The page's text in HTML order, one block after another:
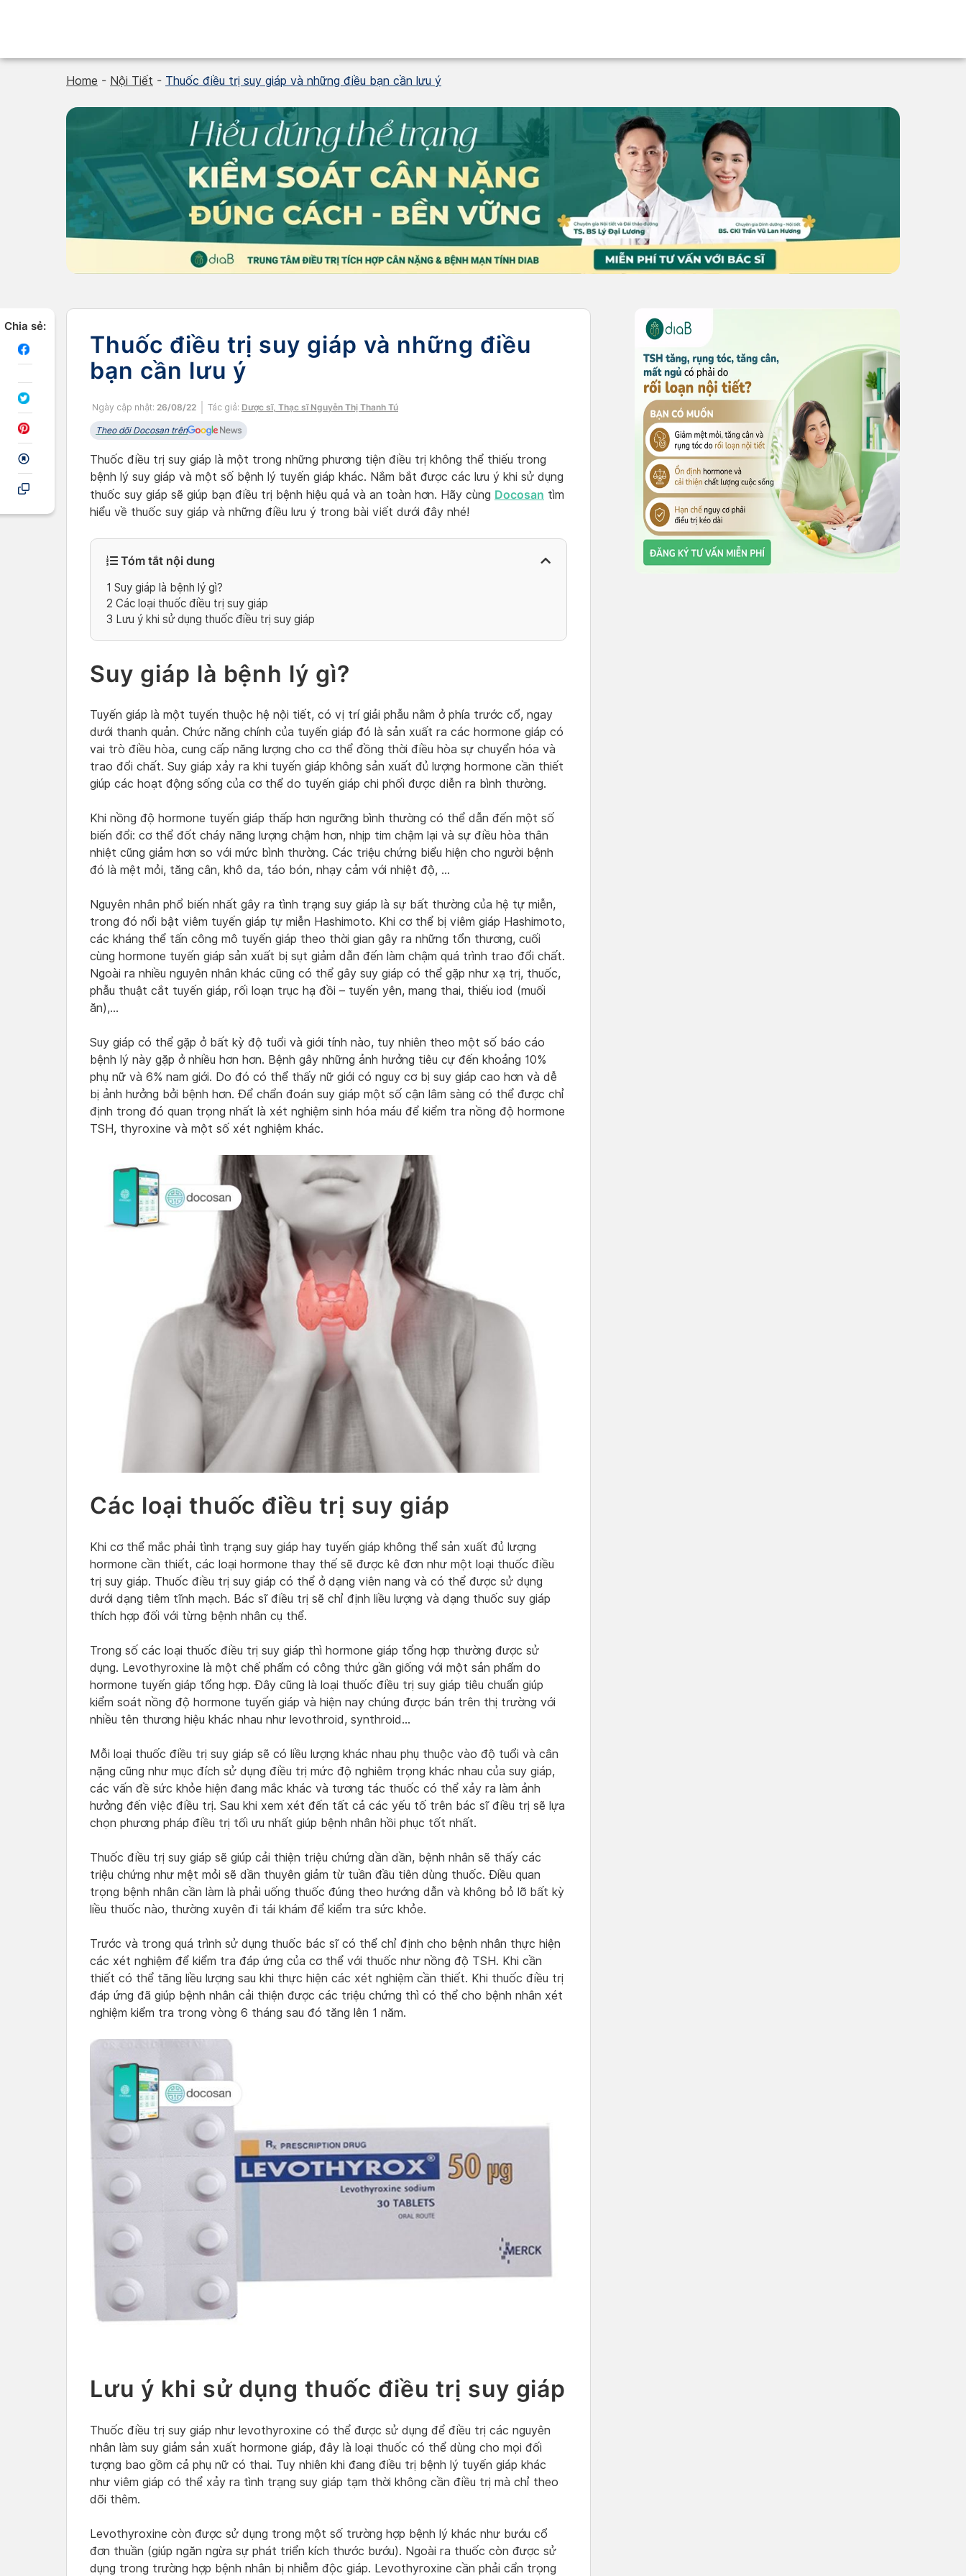
Home - Nội Tiết - Thuốc điều trị suy giáp và những điều bạn cần lưu ý
Chia sẻ:
Thuốc điều trị suy giáp và những điều
bạn cần lưu ý
Ngày cập nhật: 26/08/22 Tác giả: Dược sĩ, Thạc sĩ Nguyễn Thị Thanh Tú
Theo dõi Docosan trên
Thuốc điều trị suy giáp là một trong những phương tiện điều trị không thể thiếu trong
bệnh lý suy giáp và một số bệnh lý tuyến giáp khác. Nắm bắt được các lưu ý khi sử dụng
thuốc suy giáp sẽ giúp bạn điều trị bệnh hiệu quả và an toàn hơn. Hãy cùng Docosan tìm
hiểu về thuốc suy giáp và những điều lưu ý trong bài viết dưới đây nhé!
Tóm tắt nội dung
1 Suy giáp là bệnh lý gì?
2 Các loại thuốc điều trị suy giáp
3 Lưu ý khi sử dụng thuốc điều trị suy giáp
Suy giáp là bệnh lý gì?
Tuyến giáp là một tuyến thuộc hệ nội tiết, có vị trí giải phẫu nằm ở phía trước cổ, ngay
dưới thanh quản. Chức năng chính của tuyến giáp đó là sản xuất ra các hormone giáp có
vai trò điều hòa, cung cấp năng lượng cho cơ thể đồng thời điều hòa sự chuyển hóa và
trao đổi chất. Suy giáp xảy ra khi tuyến giáp không sản xuất đủ lượng hormone cần thiết
giúp các hoạt động sống của cơ thể do tuyến giáp chi phối được diễn ra bình thường.
Khi nồng độ hormone tuyến giáp thấp hơn ngưỡng bình thường có thể dẫn đến một số
biến đổi: cơ thể đốt cháy năng lượng chậm hơn, nhịp tim chậm lại và sự điều hòa thân
nhiệt cũng giảm hơn so với mức bình thường. Các triệu chứng biểu hiện cho người bệnh
đó là mệt mỏi, tăng cân, khô da, táo bón, nhạy cảm với nhiệt độ, …
Nguyên nhân phổ biến nhất gây ra tình trạng suy giáp là sự bất thường của hệ tự miễn,
trong đó nổi bật viêm tuyến giáp tự miễn Hashimoto. Khi cơ thể bị viêm giáp Hashimoto,
các kháng thể tấn công mô tuyến giáp theo thời gian gây ra những tổn thương, cuối
cùng hormone tuyến giáp sản xuất bị sụt giảm dẫn đến làm chậm quá trình trao đổi chất.
Ngoài ra nhiều nguyên nhân khác cũng có thể gây suy giáp có thể gặp như xạ trị, thuốc,
phẫu thuật cắt tuyến giáp, rối loạn trục hạ đồi – tuyến yên, mang thai, thiếu iod (muối
ăn),…
Suy giáp có thể gặp ở bất kỳ độ tuổi và giới tính nào, tuy nhiên theo một số báo cáo
bệnh lý này gặp ở nhiều hơn hơn. Bệnh gây những ảnh hưởng tiêu cự đến khoảng 10%
phụ nữ và 6% nam giới. Do đó có thể thấy nữ giới có nguy cơ bị suy giáp cao hơn và dễ
bị ảnh hưởng bởi bệnh hơn. Để chẩn đoán suy giáp một số cận lâm sàng có thể được chỉ
định trong đó quan trọng nhất là xét nghiệm sinh hóa máu để kiểm tra nồng độ hormone
TSH, thyroxine và một số xét nghiệm khác.
Các loại thuốc điều trị suy giáp
Khi cơ thể mắc phải tình trạng suy giáp hay tuyến giáp không thể sản xuất đủ lượng
hormone cần thiết, các loại hormone thay thế sẽ được kê đơn như một loại thuốc điều
trị suy giáp. Thuốc điều trị suy giáp có thể ở dạng viên nang và có thể được sử dụng
dưới dạng tiêm tĩnh mạch. Bác sĩ điều trị sẽ chỉ định liều lượng và dạng thuốc suy giáp
thích hợp đối với từng bệnh nhân cụ thể.
Trong số các loại thuốc điều trị suy giáp thì hormone giáp tổng hợp thường được sử
dụng. Levothyroxine là một chế phẩm có công thức gần giống với một sản phẩm do
hormone tuyến giáp tổng hợp. Đây cũng là loại thuốc điều trị suy giáp tiêu chuẩn giúp
kiểm soát nồng độ hormone tuyến giáp và hiện nay chúng được bán trên thị trường với
nhiều tên thương hiệu khác nhau như levothroid, synthroid…
Mỗi loại thuốc điều trị suy giáp sẽ có liều lượng khác nhau phụ thuộc vào độ tuổi và cân
nặng cũng như mục đích sử dụng điều trị mức độ nghiêm trọng khác nhau của suy giáp,
các vấn đề sức khỏe hiện đang mắc khác và tương tác thuốc có thể xảy ra làm ảnh
hưởng đến việc điều trị. Sau khi xem xét đến tất cả các yếu tố trên bác sĩ điều trị sẽ lựa
chọn phương pháp điều trị tối ưu nhất giúp bệnh nhân hồi phục tốt nhất.
Thuốc điều trị suy giáp sẽ giúp cải thiện triệu chứng dần dần, bệnh nhân sẽ thấy các
triệu chứng như mệt mỏi sẽ dần thuyên giảm từ tuần đầu tiên dùng thuốc. Điều quan
trọng bệnh nhân cần làm là phải uống thuốc đúng theo hướng dẫn và không bỏ lỡ bất kỳ
liều thuốc nào, thường xuyên đi tái khám để kiểm tra sức khỏe.
Trước và trong quá trình sử dụng thuốc bác sĩ có thể chỉ định cho bệnh nhân thực hiện
các xét nghiệm để kiểm tra đáp ứng của cơ thể với thuốc như nồng độ TSH. Khi cần
thiết có thể tăng liều lượng sau khi thực hiện các xét nghiệm cần thiết. Khi thuốc điều trị
đáp ứng đã giúp bệnh nhân cải thiện được các triệu chứng thì có thể cho bệnh nhân xét
nghiệm kiểm tra trong vòng 6 tháng sau đó tăng lên 1 năm.
Lưu ý khi sử dụng thuốc điều trị suy giáp
Thuốc điều trị suy giáp như levothyroxine có thể được sử dụng để điều trị các nguyên
nhân làm suy giảm sản xuất hormone giáp, đây là loại thuốc có thể dùng cho mọi đối
tượng bao gồm cả phụ nữ có thai. Tuy nhiên khi đang điều trị bệnh lý tuyến giáp khác
như viêm giáp có thể xảy ra tình trạng suy giáp tạm thời không cần điều trị mà chỉ theo
dõi thêm.
Levothyroxine còn được sử dụng trong một số trường hợp bệnh lý khác như bướu cổ
đơn thuần (giúp ngăn ngừa sự phát triển kích thước bướu). Ngoài ra thuốc còn được sử
dụng trong trường hợp bệnh nhân bị nhiễm độc giáp. Levothyroxine cần phải cẩn trọng